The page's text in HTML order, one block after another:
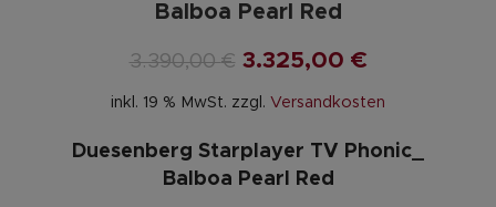
Balboa Pearl Red
3.390,00€ 3.325,00 €
inkl. 19 % MwSt. zzgl. Versandkosten
Duesenberg Starplayer TV Phonic_
Balboa Pearl Red